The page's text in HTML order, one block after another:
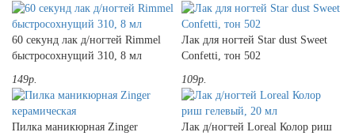
60 секунд лак д/ногтей Rimmel
быстросохнущий 310, 8 мл
149р.
Лак для ногтей Star dust Sweet
Confetti, тон 502
109р.
Пилка маникюрная Zinger
Лак д/ногтей Loreal Колор риш